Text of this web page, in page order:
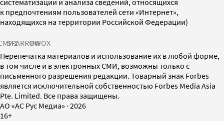
к предпочтениям пользователей сети «Интернет»,
находящихся на территории Российской Федерации)
SPARROWINFOX
Перепечатка материалов и использование их в любой форме,
в том числе и в электронных СМИ, возможны только с
письменного разрешения редакции. Товарный знак Forbes
является исключительной собственностью Forbes Media Asia
Pte. Limited. Все права защищены.
AO «АС Рус Медиа» · 2026
16+